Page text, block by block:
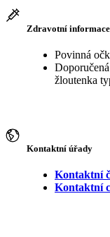
Zdravotní
Povinná
žloutenka
Kontaktní úřady
Kontaktní
Kontaktní